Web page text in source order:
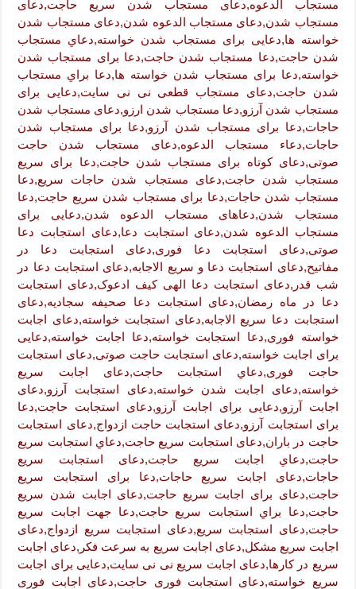
مستجاب الدعوه,دعای مستجاب شدن سریع حاجت,دعای
مستجاب شدن,دعای مستجاب الدعوه شدن,دعای مستجاب شدن
خواسته ها,دعایی برای مستجاب شدن خواسته,دعاي مستجاب
شدن حاجت,دعا مستجاب شدن حاجت,دعا برای مستجاب شدن
خواسته,دعا برای مستجاب شدن خواسته ها,دعا براي مستجاب
شدن حاجت,دعای مستجاب قطعی نی نی سایت,دعایی برای
مستجاب شدن آرزو,دعا مستجاب شدن ارزو,دعای مستجاب شدن
حاجات,دعا برای مستجاب شدن آرزو,دعا برای مستجاب شدن
حاجات,دعاء مستجاب الدعوه,دعای مستجاب شدن حاجت
صوتی,دعای کوتاه برای مستجاب شدن حاجت,دعا برای سریع
مستجاب شدن حاجت,دعای مستجاب شدن حاجات سریع,دعا
مستجاب شدن حاجات,دعا برای مستجاب شدن سریع حاجت,دعا
مستجاب شدن,دعاهای مستجاب الدعوه شدن,دعایی برای
مستجاب الدعوه شدن,دعای استجابت دعا,دعای استجابت دعا
صوتی,دعای استجابت دعا فوری,دعای استجابت دعا در
مفاتیح,دعای استجابت دعا و سریع الاجابه,دعای استجابت دعا در
شب قدر,دعای استجابت دعا الهی کیف ادعوک,دعای استجابت
دعا در ماه رمضان,دعای استجابت دعا صحیفه سجادیه,دعای
استجابت دعا سریع الاجابه,دعای استجابت خواسته,دعای اجابت
خواسته فوری,دعا استجابت خواسته,دعا اجابت خواسته,دعایی
برای اجابت خواسته,دعای استجابت حاجت صوتی,دعای استجابت
حاجت فوری,دعاي استجابت حاجت,دعای اجابت سریع
خواسته,دعای اجابت شدن خواسته,دعای استجابت آرزو,دعای
اجابت آرزو,دعایی برای اجابت آرزو,دعای استجابت حاجت,دعا
برای استجابت آرزو,دعای استجابت حاجت ازدواج,دعای استجابت
حاجت در باران,دعای استجابت سريع حاجت,دعاي استجابت سريع
حاجت,دعاي اجابت سريع حاجت,دعای استجابت سریع
حاجات,دعای اجابت سریع حاجات,دعا برای استجابت سریع
حاجت,دعای برای اجابت سریع حاجت,دعای اجابت شدن سریع
حاجت,دعا براي استجابت سريع حاجت,دعا جهت اجابت سریع
حاجت,دعای استجابت سریع,دعای استجابت سریع ازدواج,دعای
اجابت سریع مشکل,دعای اجابت سریع به سرعت فکر,دعای اجابت
سریع در کارها,دعای اجابت سریع نی نی سایت,دعایی برای اجابت
سریع خواسته,دعای استجابت فوری حاجت,دعای اجابت فوری